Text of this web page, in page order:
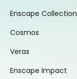
Enscape Collection
Cosmos
Veras
Enscape Impact